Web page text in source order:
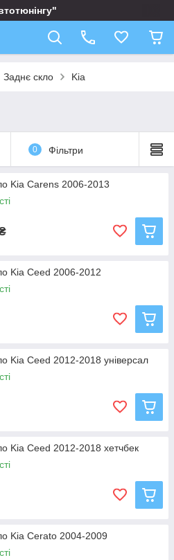
Заднє скло Kia
0 Фільтри
Kia Carens 2006-2013
Kia Ceed 2006-2012
Kia Ceed 2012-2018 універсал
Kia Ceed 2012-2018 хетчбек
Kia Cerato 2004-2009